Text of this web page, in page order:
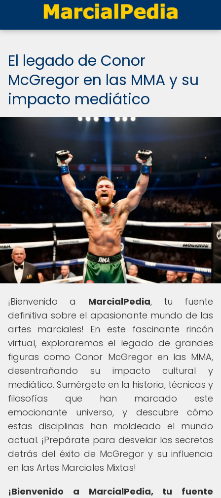
El legado de Conor
McGregor en las MMA y su
impacto mediático
¡Bienvenido a MarcialPedia, tu fuente
definitiva sobre el apasionante mundo de las
artes marciales! En este fascinante rincón
virtual, exploraremos el legado de grandes
figuras como Conor McGregor en las MMA,
desentrañando su impacto cultural y
mediático. Sumérgete en la historia, técnicas y
filosofías que han marcado este
emocionante universo, y descubre cómo
estas disciplinas han moldeado el mundo
actual. ¡Prepárate para desvelar los secretos
detrás del éxito de McGregor y su influencia
en las Artes Marciales Mixtas!
¡Bienvenido a MarcialPedia, tu fuente